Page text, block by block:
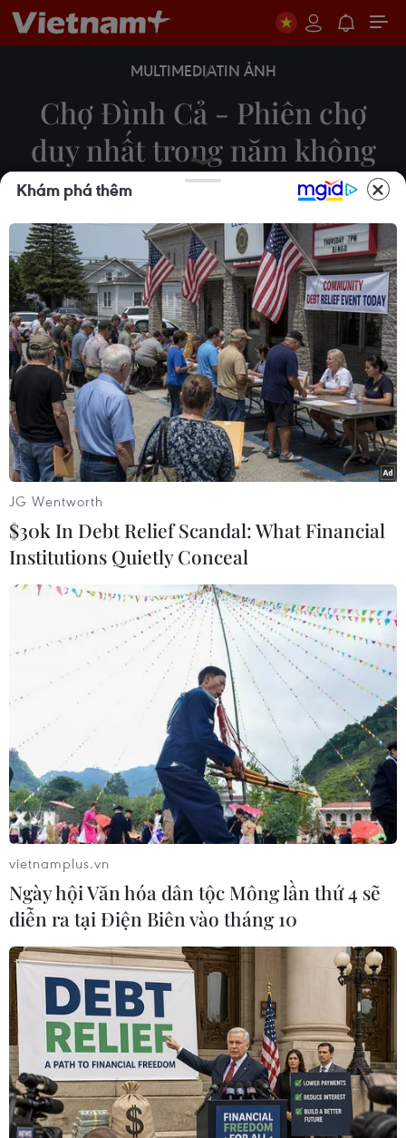
MULTIMEDIATIN ẢNH
Chợ Đình Cả - Phiên chợ
duy nhất trong năm không
mặc cả
11/02/2024 12:39
Hàng năm, vào sáng mồng 2 Tết Nguyên đán, tại
xã Tân Hương, huyện Ninh Giang (Hải Dương)
diễn ra phiên chợ đặc biệt họp duy nhất một lần
trong năm trước khu vực Đình Cả, thu hút hàng
nghìn người.
Phiên chợ đặc biệt gắn liền với sự tích Đình Cả và sự tồn tại của
làng Bói. Mặc dù, trải qua những biến cố thăng trầm của lịch sử
và sự đổi thay của làng quê, nhưng phiên chợ duy nhất hàng
năm này vẫn được duy trì và ngày càng mở rộng. (Ảnh: Minh
Quyết/TTXVN)
Phía ngoài cổng đình và hai bên đường có hàng trăm người
bày bán hàng hóa, các vật phẩm thiết yếu và những món hàng
may mắn cho năm mới. (Ảnh: Minh Quyết/TTXVN)
Khám phá thêm
JG Wentworth
$30k In Debt Relief Scandal: What Financial
Institutions Quietly Conceal
vietnamplus.vn
Ngày hội Văn hóa dân tộc Mông lần thứ 4 sẽ
diễn ra tại Điện Biên vào tháng 10